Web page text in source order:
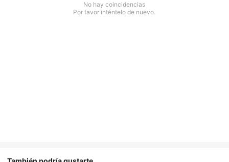
No hay coincidencias
Por favor inténtelo de nuevo.